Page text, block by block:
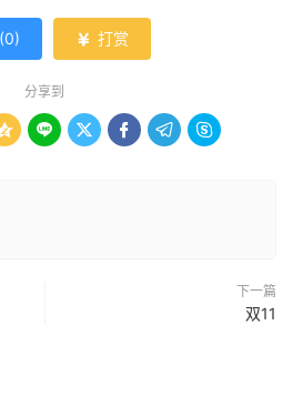
0)  打赏
分享到
    
下一篇
双11